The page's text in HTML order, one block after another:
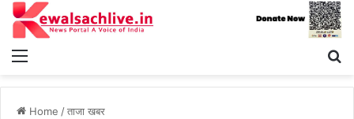
Menu
Home /ताजा खबर